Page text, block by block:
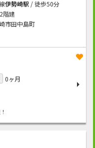
伊勢崎駅/ 徒歩50分
階建
市田中島町
0ヶ月